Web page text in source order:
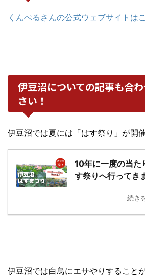
くんぺるさんの公式ウェブサイトは
伊豆沼についての記事も合
さい！
伊豆沼では夏には「はす祭り」が開
10年に一度の当た
す祭りへ行ってき
続き
伊豆沼では白鳥にエサやりすること